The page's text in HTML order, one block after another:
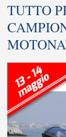
TUTTO